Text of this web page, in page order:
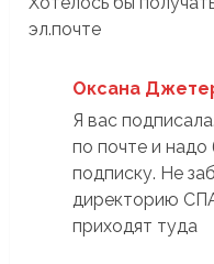
эл.почте
Оксана
Я вас
по почте и
подписку. Не
директорию
приходят туда